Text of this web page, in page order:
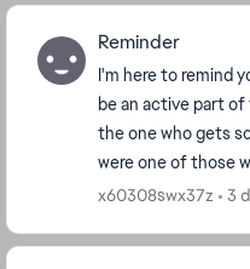
Reminder
I'm here to remind
be an active part of
the one who gets
were one of those
x60308swx37z
3